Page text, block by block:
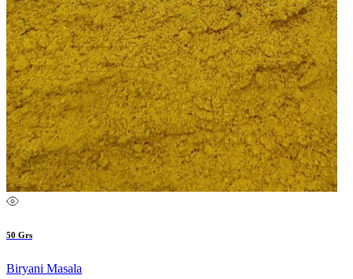
50 Grs
Biryani Masala